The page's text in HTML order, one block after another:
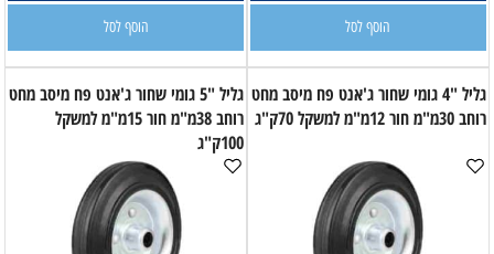
הוסף לסל הוסף לסל
גליל "4 גומי שחור ג'אנט פח מיסב מחט
רוחב 30מ"מ חור 12מ"מ למשקל 70ק"ג
גליל "5 גומי שחור ג'אנט פח מיסב מחט
רוחב 38מ"מ חור 15מ"מ למשקל
100ק"ג